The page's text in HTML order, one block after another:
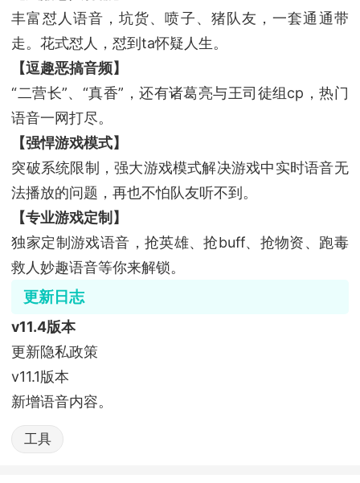
丰富怼人语音，坑货、喷子、猪队友，一套通通带
走。花式怼人，怼到ta怀疑人生。
【逗趣恶搞音频】
“二营长”、“真香”，还有诸葛亮与王司徒组cp，热门
语音一网打尽。
【强悍游戏模式】
突破系统限制，强大游戏模式解决游戏中实时语音无
法播放的问题，再也不怕队友听不到。
【专业游戏定制】
独家定制游戏语音，抢英雄、抢buff、抢物资、跑毒
救人妙趣语音等你来解锁。
更新日志
v11.4版本
更新隐私政策
v11.1版本
新增语音内容。
工具